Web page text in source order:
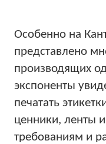
Особенно на
представлено
производящих
экспоненты
печатать
ценники, ленты
требованиям и